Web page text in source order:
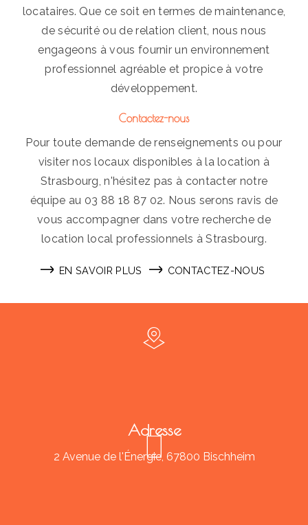
locataires. Que ce soit en termes de maintenance,
de sécurité ou de relation client, nous nous
engageons à vous fournir un environnement
professionnel agréable et propice à votre
développement.
Contactez-nous
Pour toute demande de renseignements ou pour
visiter nos locaux disponibles à la location à
Strasbourg, n'hésitez pas à contacter notre
équipe au 03 88 18 87 02. Nous serons ravis de
vous accompagner dans votre recherche de
location local professionnels à Strasbourg.
EN SAVOIR PLUS CONTACTEZ-NOUS
Adresse
2 Avenue de l'Énergie, 67800 Bischheim